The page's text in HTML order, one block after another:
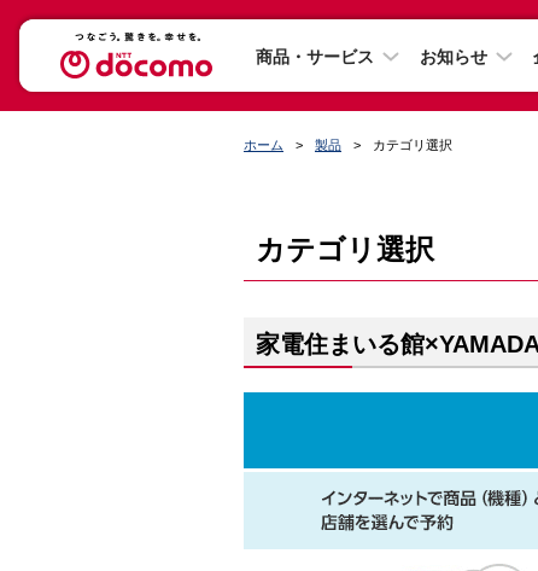
商品・サービス お知らせ
ホーム 製品 カテゴリ選択
カテゴリ選択
家電住まいる館